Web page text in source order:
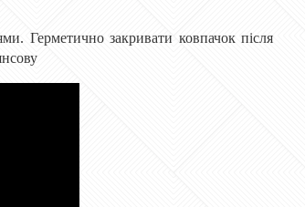
Герметично закривати ковпачок після